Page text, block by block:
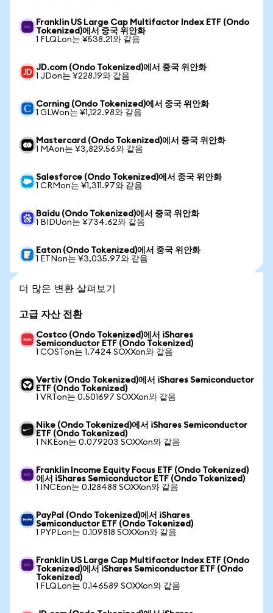
Franklin US Large Cap Multifactor Index ETF (Ondo
Tokenized)에서 중국 위안화
1 FLQLon는 ¥538.21와 같음
JD.com (Ondo Tokenized)에서 중국 위안화
1 JDon는 ¥228.19와 같음
Corning (Ondo Tokenized)에서 중국 위안화
1 GLWon는 ¥1,122.98와 같음
Mastercard (Ondo Tokenized)에서 중국 위안화
1 MAon는 ¥3,829.56와 같음
Salesforce (Ondo Tokenized)에서 중국 위안화
1 CRMon는 ¥1,311.97와 같음
Baidu (Ondo Tokenized)에서 중국 위안화
1 BIDUon는 ¥734.62와 같음
Eaton (Ondo Tokenized)에서 중국 위안화
1 ETNon는 ¥3,035.97와 같음
더 많은 변환 살펴보기
고급 자산 전환
Costco (Ondo Tokenized)에서 iShares
Semiconductor ETF (Ondo Tokenized)
1 COSTon는 1.7424 SOXXon와 같음
Vertiv (Ondo Tokenized)에서 iShares Semiconductor
ETF (Ondo Tokenized)
1 VRTon는 0.501697 SOXXon와 같음
Nike (Ondo Tokenized)에서 iShares Semiconductor
ETF (Ondo Tokenized)
1 NKEon는 0.079203 SOXXon와 같음
Franklin Income Equity Focus ETF (Ondo Tokenized)
에서 iShares Semiconductor ETF (Ondo Tokenized)
1 INCEon는 0.128488 SOXXon와 같음
PayPal (Ondo Tokenized)에서 iShares
Semiconductor ETF (Ondo Tokenized)
1 PYPLon는 0.109818 SOXXon와 같음
Franklin US Large Cap Multifactor Index ETF (Ondo
Tokenized)에서 iShares Semiconductor ETF (Ondo
Tokenized)
1 FLQLon는 0.146589 SOXXon와 같음